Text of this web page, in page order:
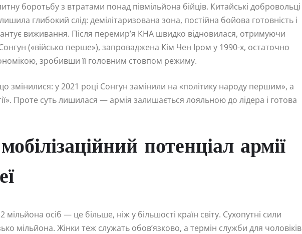
боротьбу з втратами понад півмільйона бійців. Китайські добровольці
глибокий слід: демілітаризована зона, постійна бойова готовність і
виживання. Після перемир’я КНА швидко відновилася, отримуючи
(«військо перше»), запроваджена Кім Чен Іром у 1990-х, остаточно
зробивши її головним стовпом режиму.
змінилися: у 2021 році Сонгун замінили на «політику народу першим», а
Проте суть лишилася — армія залишається лояльною до лідера і готова
потенціал армії
осіб — це більше, ніж у більшості країн світу. Сухопутні сили
мільйона. Жінки теж служать обов’язково, а термін служби для чоловіків